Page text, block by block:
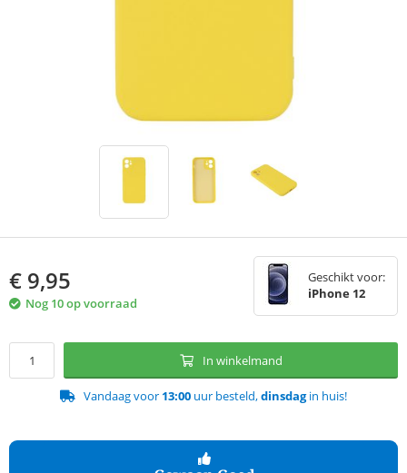
€ 9,95
Nog 10 op voorraad
Geschikt voor:
iPhone 12
In winkelmand
Vandaag voor 13:00 uur besteld,dinsdagin huis!